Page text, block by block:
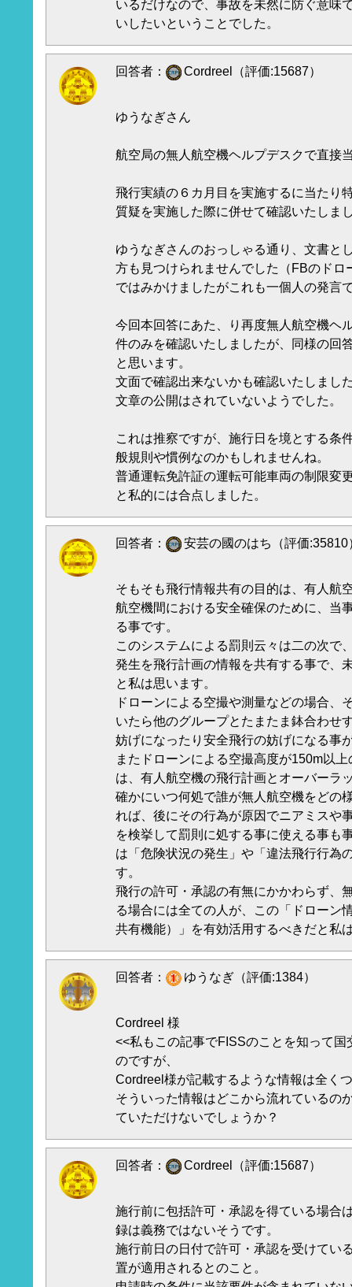
いるだけなので、事故を未然に防ぐ意味
いしたいということでした。
回答者： Cordreel（評価:15687）
ゆうなぎさん
航空局の無人航空機ヘルプデスクで直接
飛行実績の６カ月目を実施するに当たり
質疑を実施した際に併せて確認いたしま
ゆうなぎさんのおっしゃる通り、文書と
方も見つけられませんでした（FBのドロ
ではみかけましたがこれも一個人の発言
今回本回答にあた、り再度無人航空機ヘ
件のみを確認いたしましたが、同様の回
と思います。
文面で確認出来ないかも確認いたしまし
文章の公開はされていないようでした。
これは推察ですが、施行日を境とする条
般規則や慣例なのかもしれませんね。
普通運転免許証の運転可能車両の制限変
と私的には合点しました。
回答者： 安芸の國のはち（評価:35810
そもそも飛行情報共有の目的は、有人航
航空機間における安全確保のために、当
る事です。
このシステムによる罰則云々は二の次で
発生を飛行計画の情報を共有する事で、
と私は思います。
ドローンによる空撮や測量などの場合、
いたら他のグループとたまたま鉢合わせ
妨げになったり安全飛行の妨げになる事
またドローンによる空撮高度が150m以
は、有人航空機の飛行計画とオーバーラ
確かにいつ何処で誰が無人航空機をどの
れば、後にその行為が原因でニアミスや
を検挙して罰則に処する事に使える事も
は「危険状況の発生」や「違法飛行行為
す。
飛行の許可・承認の有無にかかわらず、
る場合には全ての人が、この「ドローン
共有機能）」を有効活用するべきだと私
回答者： ゆうなぎ（評価:1384）
Cordreel 様
<<私もこの記事でFISSのことを知って
のですが、
Cordreel様が記載するような情報は全く
そういった情報はどこから流れているの
ていただけないでしょうか？
回答者： Cordreel（評価:15687）
施行前に包括許可・承認を得ている場合
録は義務ではないそうです。
施行前日の日付で許可・承認を受けてい
置が適用されるとのこと。